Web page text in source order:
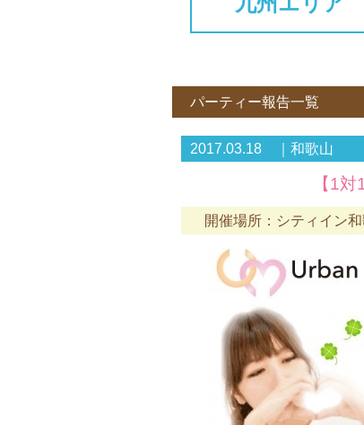
パーティー報告一覧
2017.03.18 ｜和歌山
【1
開催場所：シティイン